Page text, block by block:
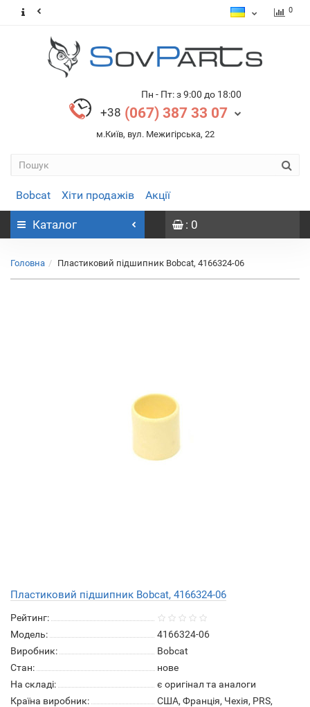
0
Пн - Пт: з 9:00 до 18:00
+38 (067) 387 33 07
м.Київ, вул. Межигірська, 22
Bobcat Хіти продажів Акції
Каталог : 0
Головна Пластиковий підшипник Bobcat, 4166324-06
Пластиковий підшипник Bobcat, 4166324-06
Рейтинг:
Модель:
4166324-06
Виробник:
Bobcat
Стан:
нове
На складі:
є оригінал та аналоги
Країна виробник:
США, Франція, Чехія, PRS,